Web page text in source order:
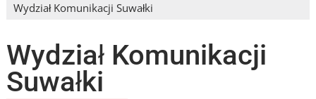
Wydział Komunikacji Suwałki
Wydział Komunikacji
Suwałki